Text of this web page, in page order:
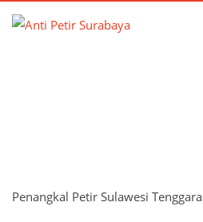
Penangkal Petir Sulawesi Tenggara